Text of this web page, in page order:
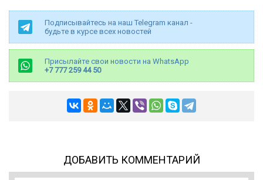
Подписывайтесь на наш Telegram канал -
будьте в курсе всех новостей
Присылайте свои новости на WhatsApp
+7 777 259 44 50
ДОБАВИТЬ КОММЕНТАРИЙ